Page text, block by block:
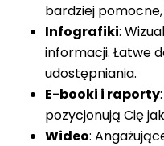
bardziej
Infografiki:
informacji. Łatwe
udostępniania.
E-booki i raporty
pozycjonują Cię
Wideo: